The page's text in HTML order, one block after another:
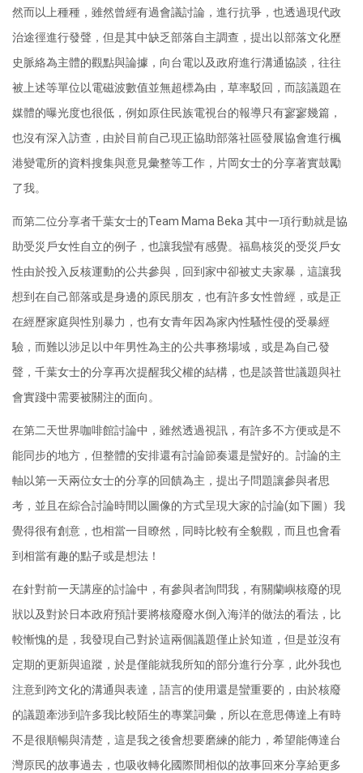
然而以上種種，雖然曾經有過會議討論，進行抗爭，也透過現代政
治途徑進行發聲，但是其中缺乏部落自主調查，提出以部落文化歷
史脈絡為主體的觀點與論據，向台電以及政府進行溝通協談，往往
被上述等單位以電磁波數值並無超標為由，草率駁回，而該議題在
媒體的曝光度也很低，例如原住民族電視台的報導只有寥寥幾篇，
也沒有深入訪查，由於目前自己現正協助部落社區發展協會進行楓
港變電所的資料搜集與意見彙整等工作，片岡女士的分享著實鼓勵
了我。
而第二位分享者千葉女士的Team Mama Beka 其中一項行動就是協
助受災戶女性自立的例子，也讓我蠻有感覺。福島核災的受災戶女
性由於投入反核運動的公共參與，回到家中卻被丈夫家暴，這讓我
想到在自己部落或是身邊的原民朋友，也有許多女性曾經，或是正
在經歷家庭與性別暴力，也有女青年因為家內性騷性侵的受暴經
驗，而難以涉足以中年男性為主的公共事務場域，或是為自己發
聲，千葉女士的分享再次提醒我父權的結構，也是談普世議題與社
會實踐中需要被關注的面向。
在第二天世界咖啡館討論中，雖然透過視訊，有許多不方便或是不
能同步的地方，但整體的安排還有討論節奏還是蠻好的。討論的主
軸以第一天兩位女士的分享的回饋為主，提出子問題讓參與者思
考，並且在綜合討論時間以圖像的方式呈現大家的討論(如下圖）我
覺得很有創意，也相當一目瞭然，同時比較有全貌觀，而且也會看
到相當有趣的點子或是想法！
在針對前一天講座的討論中，有參與者詢問我，有關蘭嶼核廢的現
狀以及對於日本政府預計要將核廢廢水倒入海洋的做法的看法，比
較慚愧的是，我發現自己對於這兩個議題僅止於知道，但是並沒有
定期的更新與追蹤，於是僅能就我所知的部分進行分享，此外我也
注意到跨文化的溝通與表達，語言的使用還是蠻重要的，由於核廢
的議題牽涉到許多我比較陌生的專業詞彙，所以在意思傳達上有時
不是很順暢與清楚，這是我之後會想要磨練的能力，希望能傳達台
灣原民的故事過去，也吸收轉化國際間相似的故事回來分享給更多